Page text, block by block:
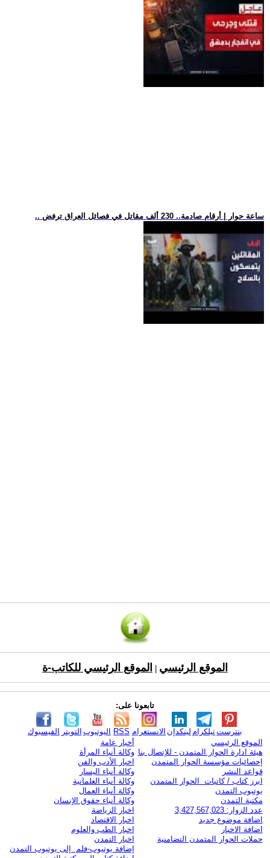
.. ساعة حوار | أرقام صادمة.. 230 ألف مقاتل في فصائل العراق ترفض
الموقع الرئيسي الموقع الرئيسي للكاتب-ة
تابعونا على:
الفيسبوك التويتر اليوتيوب RSS الانستغرام لينكدإن تيلكرامبنترست
الموقع الرئيسي
هيئة ادارة الحوار المتمدن - للإتصال بنا
إحصائيات مؤسسة الحوار المتمدن
قواعد النشر
ابرز كتاب / كاتبات الحوار المتمدن
يوتيوب التمدن
مكتبة التمدن
عدد الزوار: 3,427,567,023
اضافة موضوع جديد
اضافة الاخبار
حملات الحوار المتمدن التضامنية
أخبار عامة
وكالة أنباء المرأة
اخبار الأدب والفن
وكالة أنباء اليسار
وكالة أنباء العلمانية
وكالة أنباء العمال
وكالة أنباء حقوق الإنسان
اخبار الرياضة
اخبار الاقتصاد
اخبار الطب والعلوم
اخبار التمدن
إضافة يوتيوب-فلم إلى يوتيوب التمدن